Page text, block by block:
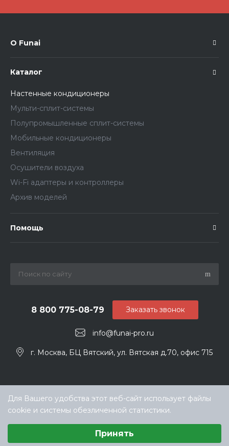
О Funai
Каталог
Настенные кондиционеры
Мульти-сплит-системы
Полупромышленные сплит-системы
Мобильные кондиционеры
Вентиляция
Осушители воздуха
Wi-Fi адаптеры и контроллеры
Архив моделей
Помощь
info@funai-pro.ru
8 800 775-08-79
г. Москва, БЦ Вятский, ул. Вятская д.70, офис 715
Заказать звонок
Для Вашего удобства этот веб-сайт использует файлы
cookie и системы обезличенной статистики.
Принять